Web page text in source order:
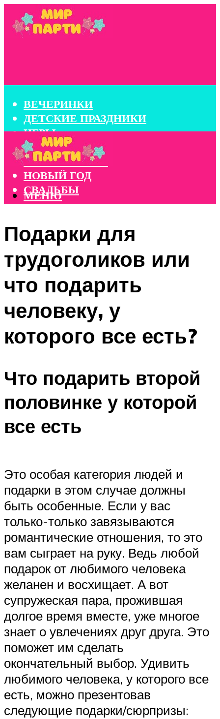
ВЕЧЕРИНКИ
ДЕТСКИЕ ПРАЗДНИКИ
ИГРЫ
КОНКУРСЫ
КОРПОРАТИВЫ
НОВЫЙ ГОД
СВАДЬБЫ
МЕНЮ
Подарки для
трудоголиков или
что подарить
человеку, у
которого все есть?
Что подарить второй
половинке у которой
все есть
Это особая категория людей и
подарки в этом случае должны
быть особенные. Если у вас
только-только завязываются
романтические отношения, то это
вам сыграет на руку. Ведь любой
подарок от любимого человека
желанен и восхищает. А вот
супружеская пара, прожившая
долгое время вместе, уже многое
знает о увлечениях друг друга. Это
поможет им сделать
окончательный выбор. Удивить
любимого человека, у которого все
есть, можно презентовав
следующие подарки/сюрпризы: